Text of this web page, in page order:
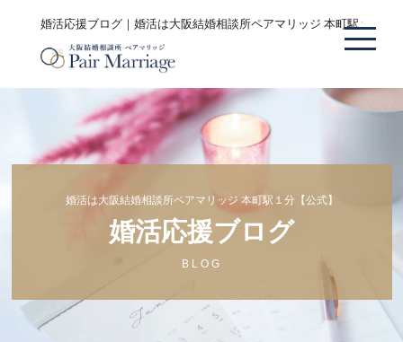
婚活応援ブログ｜婚活は大阪結婚相談所ペアマリッジ 本町駅１分【
婚活は大阪結婚相談所ペアマリッジ 本町駅１分【公式】
婚活応援ブログ
BLOG